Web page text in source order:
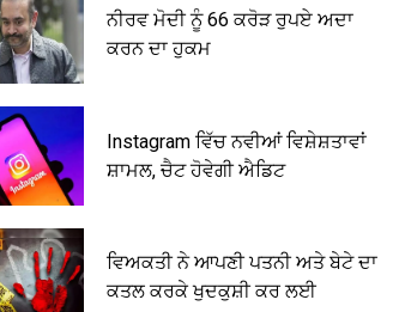
ਨੀਰਵ ਮੋਦੀ ਨੂੰ 66 ਕਰੋੜ ਰੁਪਏ ਅਦਾ
ਕਰਨ ਦਾ ਹੁਕਮ
Instagram ਵਿੱਚ ਨਵੀਆਂ ਵਿਸ਼ੇਸ਼ਤਾਵਾਂ
ਸ਼ਾਮਲ, ਚੈਟ ਹੋਵੇਗੀ ਐਡਿਟ
ਵਿਅਕਤੀ ਨੇ ਆਪਣੀ ਪਤਨੀ ਅਤੇ ਬੇਟੇ ਦਾ
ਕਤਲ ਕਰਕੇ ਖੁਦਕੁਸ਼ੀ ਕਰ ਲਈ